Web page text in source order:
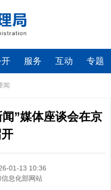
服务 互动 专题
闻
”媒体座谈会在京
01-13 10:36
信息化部网站